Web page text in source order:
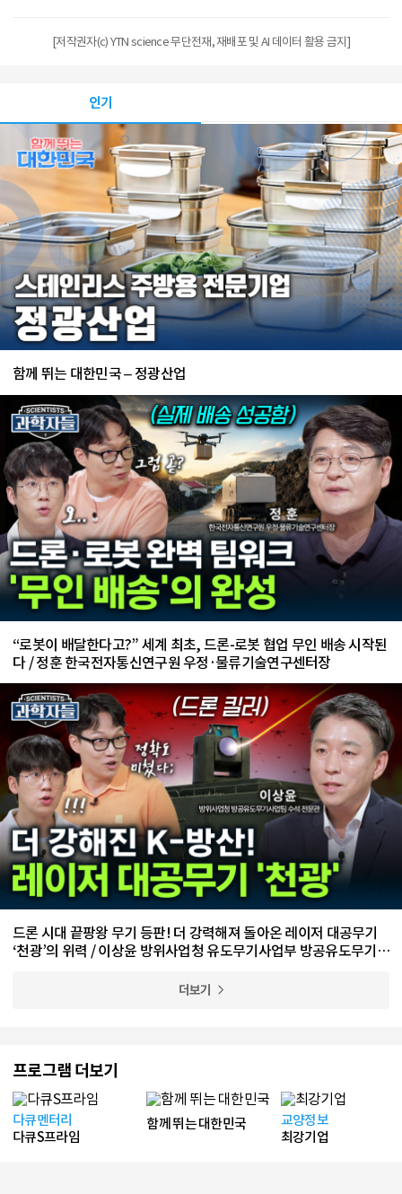
[저작권자(c) YTN science 무단전재, 재배포 및 AI 데이터 활용 금지]
인기
함께 뛰는 대한민국 – 정광산업
“로봇이 배달한다고?” 세계 최초, 드론-로봇 협업 무인 배송 시작된
다 / 정훈 한국전자통신연구원 우정·물류기술연구센터장
드론 시대 끝팡왕 무기 등판! 더 강력해져 돌아온 레이저 대공무기
‘천광’의 위력 / 이상윤 방위사업청 유도무기사업부 방공유도무기사
더보기
프로그램 더보기
다큐멘터리
다큐S프라임
함께 뛰는 대한민국
교양정보
최강기업